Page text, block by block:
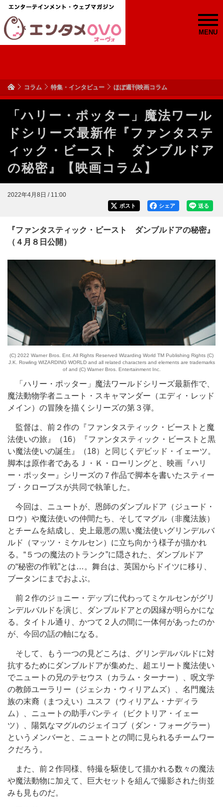
MENU
コラム 特集・インタビュー ほぼ週刊映画コラム
「ハリー・ポッター」魔法ワール
ドシリーズ最新作『ファンタステ
ィック・ビースト ダンブルドア
の秘密』【映画コラム】
2022年4月8日 / 11:00
送る
シェア
ポスト
『ファンタスティック・ビースト ダンブルドアの秘密』
（４月８日公開）
(C) 2022 Warner Bros. Ent. All Rights Reserved Wizarding World TM Publishing Rights (C)
J.K. Rowling WIZARDING WORLD and all related characters and elements are trademarks
of and (C) Warner Bros. Entertainment Inc.
「ハリー・ポッター」魔法ワールドシリーズ最新作で、
魔法動物学者ニュート・スキャマンダー（エディ・レッド
メイン）の冒険を描くシリーズの第３弾。
監督は、前２作の『ファンタスティック・ビーストと魔
法使いの旅』（16）『ファンタスティック・ビーストと黒
い魔法使いの誕生』（18）と同じくデビッド・イェーツ。
脚本は原作者であるＪ・Ｋ・ローリングと、映画『ハリ
ー・ポッター』シリーズの７作品で脚本を書いたスティー
ブ・クローブスが共同で執筆した。
今回は、ニュートが、恩師のダンブルドア（ジュード・
ロウ）や魔法使いの仲間たち、そしてマグル（非魔法族）
とチームを結成し、史上最悪の黒い魔法使いグリンデルバ
ルド（マッツ・ミケルセン）に立ち向かう様子が描かれ
る。“５つの魔法のトランク”に隠された、ダンブルドア
の“秘密の作戦”とは…。舞台は、英国からドイツに移り、
ブータンにまでおよぶ。
前２作のジョニー・デップに代わってミケルセンがグリ
ンデルバルドを演じ、ダンブルドアとの因縁が明らかにな
る。タイトル通り、かつて２人の間に一体何があったのか
が、今回の話の軸になる。
そして、もう一つの見どころは、グリンデルバルドに対
抗するためにダンブルドアが集めた、超エリート魔法使い
でニュートの兄のテセウス（カラム・ターナー）、呪文学
の教師ユーラリー（ジェシカ・ウィリアムズ）、名門魔法
族の末裔（まつえい）ユスフ（ウィリアム・ナディラ
ム）、ニュートの助手パンティ（ビクトリア・イェー
ツ）、陽気なマグルのジェイコブ（ダン・フォーグラー）
というメンバーと、ニュートとの間に見られるチームワー
クだろう。
また、前２作同様、特撮を駆使して描かれる数々の魔法
や魔法動物に加えて、巨大セットを組んで撮影された街並
みも見ものだ。